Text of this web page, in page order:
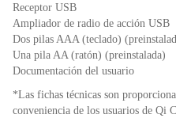
Receptor USB
Ampliador de radio de acción USB
Dos pilas AAA (teclado)
Una pila AA (ratón) (preinstalada)
Documentación del usuario
*Las fichas técnicas son
conveniencia de los usuarios de Qi